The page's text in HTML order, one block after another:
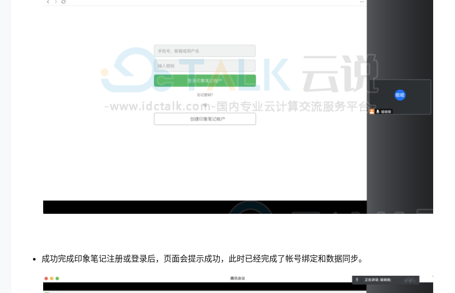
成功完成印象笔记注册或登录后，页面会提示成功，此时已经完成了帐号绑定和数据同步。